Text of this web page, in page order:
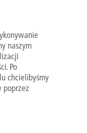
naszym
Po
chcielibyśmy
poprzez